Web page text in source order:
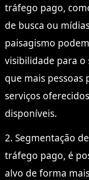
tráfego pago,
de busca ou
paisagismo
visibilidade para o
que mais pessoas
serviços
disponíveis.
2. Segmentação
tráfego pago, é
alvo de forma